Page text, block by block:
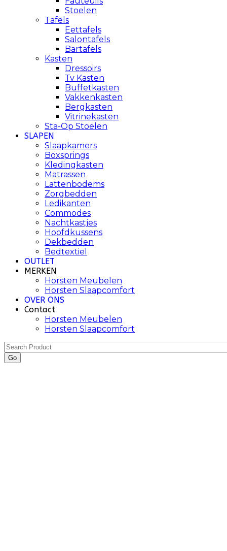
Stoelen
Tafels
Eettafels
Salontafels
Bartafels
Kasten
Dressoirs
Tv Kasten
Buffetkasten
Vakkenkasten
Bergkasten
Vitrinekasten
Sta-Op Stoelen
SLAPEN
Slaapkamers
Boxsprings
Kledingkasten
Matrassen
Lattenbodems
Zorgbedden
Ledikanten
Commodes
Nachtkastjes
Hoofdkussens
Dekbedden
Bedtextiel
OUTLET
MERKEN
Horsten Meubelen
Horsten Slaapcomfort
OVER ONS
Contact
Horsten Meubelen
Horsten Slaapcomfort